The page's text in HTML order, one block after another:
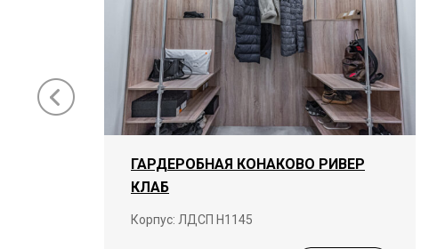
ГАРДЕРОБНАЯ КОНАКОВО РИВЕР
КЛАБ
Корпус: ЛДСП Н1145